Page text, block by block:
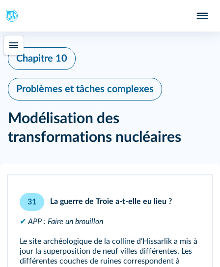
Chapitre 10
Problèmes et tâches complexes
Modélisation des
transformations nucléaires
31 La guerre de Troie a‑t‑elle eu lieu ?
✔ APP : Faire un brouillon
Le site archéologique de la colline d'Hissarlik a mis à
jour la superposition de neuf villes différentes. Les
différentes couches de ruines correspondent à